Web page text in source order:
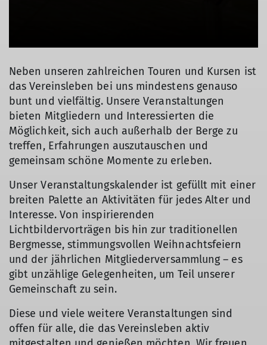
Neben unseren zahlreichen Touren und Kursen ist
das Vereinsleben bei uns mindestens genauso
bunt und vielfältig. Unsere Veranstaltungen
bieten Mitgliedern und Interessierten die
Möglichkeit, sich auch außerhalb der Berge zu
treffen, Erfahrungen auszutauschen und
gemeinsam schöne Momente zu erleben.
Unser Veranstaltungskalender ist gefüllt mit einer
breiten Palette an Aktivitäten für jedes Alter und
Interesse. Von inspirierenden
Lichtbildervorträgen bis hin zur traditionellen
Bergmesse, stimmungsvollen Weihnachtsfeiern
und der jährlichen Mitgliederversammlung – es
gibt unzählige Gelegenheiten, um Teil unserer
Gemeinschaft zu sein.
Diese und viele weitere Veranstaltungen sind
offen für alle, die das Vereinsleben aktiv